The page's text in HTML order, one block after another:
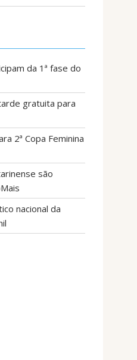
da 1ª fase do
gratuita para
2ª Copa Feminina
são
nacional da